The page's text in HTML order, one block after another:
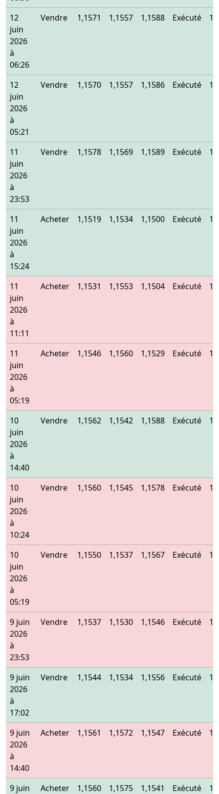
12
juin
2026
à
06:26
Vendre 1,1571 1,1557 1,1588 Exécuté
12
juin
2026
à
05:21
Vendre 1,1570 1,1557 1,1586 Exécuté
11
juin
2026
à
23:53
Vendre 1,1578 1,1569 1,1589 Exécuté
11
juin
2026
à
15:24
Acheter 1,1519 1,1534 1,1500 Exécuté
11
juin
2026
à
11:11
Acheter 1,1531 1,1553 1,1504 Exécuté
11
juin
2026
à
05:19
Acheter 1,1546 1,1560 1,1529 Exécuté
10
juin
2026
à
14:40
Vendre 1,1562 1,1542 1,1588 Exécuté
10
juin
2026
à
10:24
Vendre 1,1560 1,1545 1,1578 Exécuté
10
juin
2026
à
05:19
Vendre 1,1550 1,1537 1,1567 Exécuté
9 juin
2026
à
23:53
Vendre 1,1537 1,1530 1,1546 Exécuté
9 juin
2026
à
17:02
Vendre 1,1544 1,1534 1,1556 Exécuté
9 juin
2026
à
14:40
Acheter 1,1561 1,1572 1,1547 Exécuté
9 juin
Acheter 1,1560 1,1575 1,1541 Exécuté